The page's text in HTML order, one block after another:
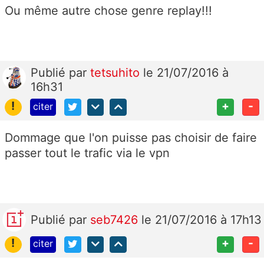
Ou même autre chose genre replay!!!
Publié par tetsuhito le 21/07/2016 à
16h31
!
citer + -
Dommage que l'on puisse pas choisir de faire
passer tout le trafic via le vpn
Publié par seb7426 le 21/07/2016 à 17h13
!
citer + -